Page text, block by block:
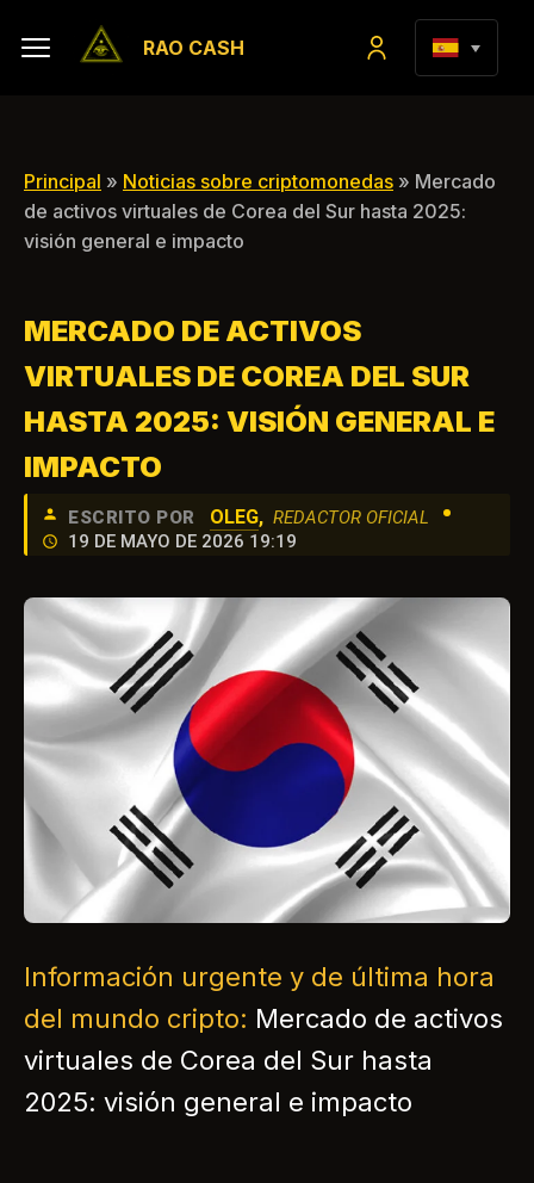
RAO CASH
Principal » Noticias sobre criptomonedas » Mercado
de activos virtuales de Corea del Sur hasta 2025:
visión general e impacto
MERCADO DE ACTIVOS
VIRTUALES DE COREA DEL SUR
HASTA 2025: VISIÓN GENERAL E
IMPACTO
ESCRITO POR OLEG, REDACTOR OFICIAL •
19 DE MAYO DE 2026 19:19
Información urgente y de última hora
del mundo cripto: Mercado de activos
virtuales de Corea del Sur hasta
2025: visión general e impacto